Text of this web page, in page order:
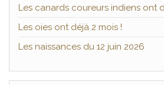
Les canards coureurs indiens ont
Les oies ont déjà 2 mois !
Les naissances du 12 juin 2026